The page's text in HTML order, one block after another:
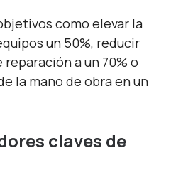
como elevar la
un 50%, reducir
a un 70% o
la mano de obra en un
claves de